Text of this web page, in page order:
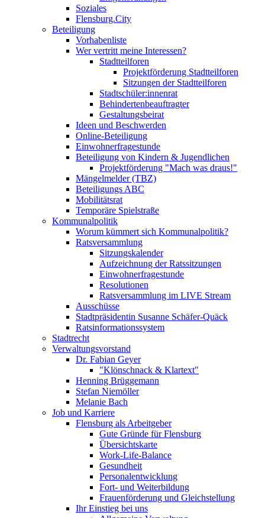
Soziales
Flensburg.City
Beteiligung
Vorhabenliste
Wer vertritt meine Interessen?
Stadtteilforen
Projektförderung Stadtteilforen
Sitzungen der Stadtteilforen
Stadtschüler:innenrat
Behindertenbeauftragter
Gestaltungsbeirat
Ideen und Beschwerden
Online-Beteiligung
Einwohnerfragestunde
Beteiligung von Kindern & Jugendlichen
Projektförderung "Mach was draus!"
Mängelmelder (TBZ)
Beteiligungs ABC
Mobilitätsrat
Temporäre Spielstraße
Kommunalpolitik
Worum kümmert sich Kommunalpolitik?
Ratsversammlung
Sitzungskalender
Aufzeichnung der Ratssitzungen
Einwohnerfragestunde
Resolutionen
Ratsversammlung im LIVE Stream
Ausschüsse
Stadtpräsidentin Susanne Schäfer-Quäck
Ratsinformationssystem
Stadtrecht
Verwaltungsvorstand
Dr. Fabian Geyer
"Klönschnack & Klartext"
Henning Brüggemann
Stefan Niemöller
Melanie Bach
Job und Karriere
Flensburg als Arbeitgeber
Gute Gründe für Flensburg
Übersichtskarte
Work-Life-Balance
Gesundheit
Personalentwicklung
Fort- und Weiterbildung
Frauenförderung und Gleichstellung
Ihr Einstieg bei uns